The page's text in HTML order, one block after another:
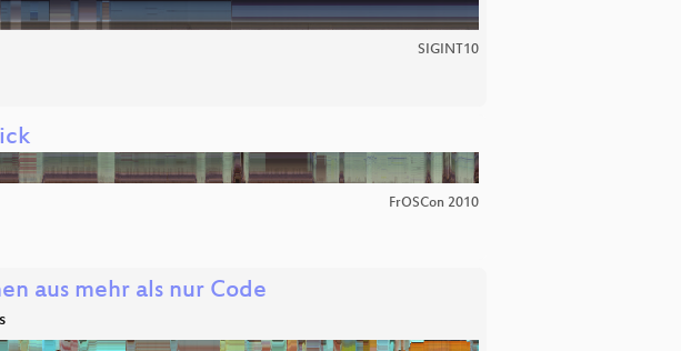
SIGINT10
FrOSCon 2010
aus mehr als nur Code